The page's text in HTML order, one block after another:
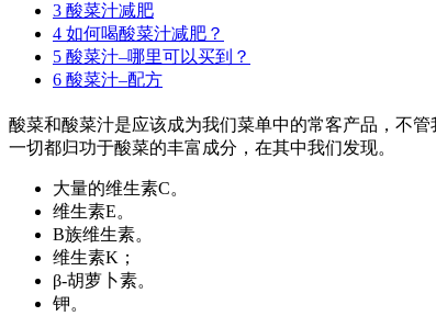
3 酸菜汁减肥
4 如何喝酸菜汁减肥？
5 酸菜汁–哪里可以买到？
6 酸菜汁–配方
酸菜和酸菜汁是应该成为我们菜单中的常客产品，不
一切都归功于酸菜的丰富成分，在其中我们发现。
大量的维生素C。
维生素E。
B族维生素。
维生素K；
β-胡萝卜素。
钾。